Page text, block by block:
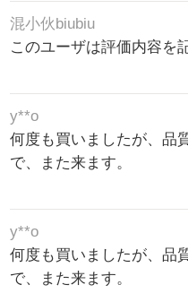
混小伙biubiu
このユーザは評価内容を
y**o
何度も買いましたが、品
で、また来ます。
y**o
何度も買いましたが、品
で、また来ます。